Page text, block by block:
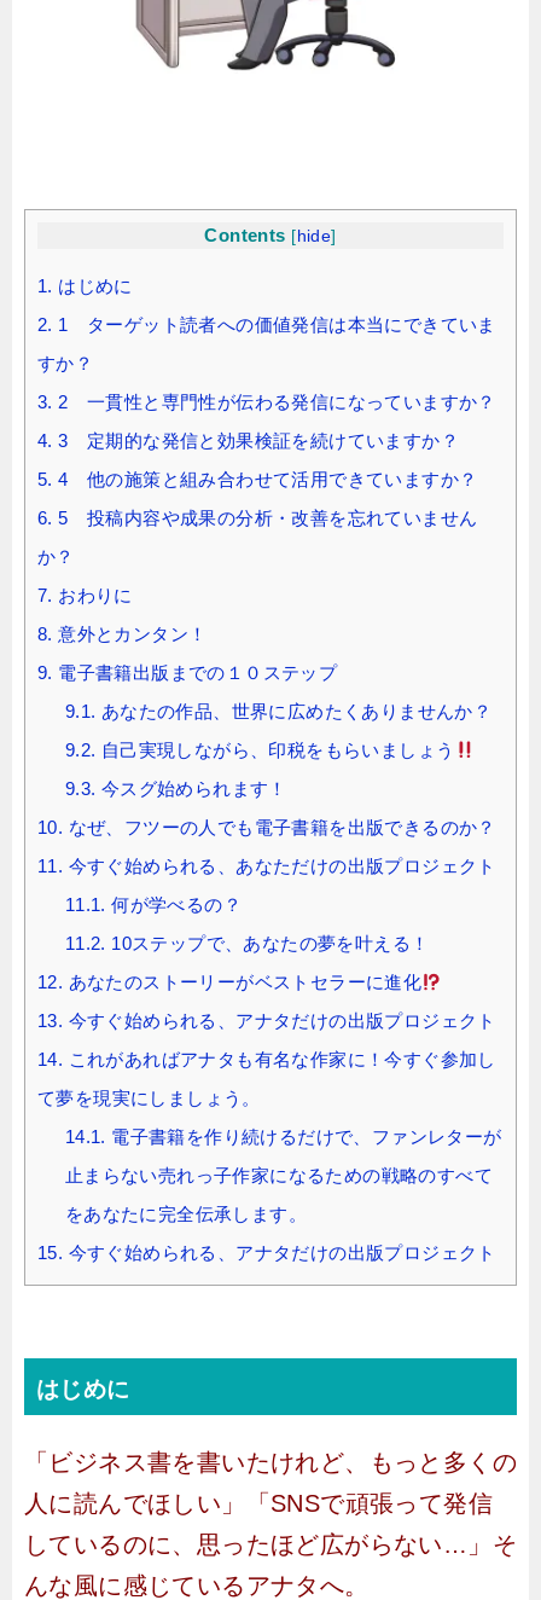
Contents [ hide]
1. はじめに
2. 1 ターゲット読者への価値発信は本当にできていま
すか？
3. 2 一貫性と専門性が伝わる発信になっていますか？
4. 3 定期的な発信と効果検証を続けていますか？
5. 4 他の施策と組み合わせて活用できていますか？
6. 5 投稿内容や成果の分析・改善を忘れていません
か？
7. おわりに
8. 意外とカンタン！
9. 電子書籍出版までの１０ステップ
9.1. あなたの作品、世界に広めたくありませんか？
9.2. 自己実現しながら、印税をもらいましょう
9.3. 今スグ始められます！
10. なぜ、フツーの人でも電子書籍を出版できるのか？
11. 今すぐ始められる、あなただけの出版プロジェクト
11.1. 何が学べるの？
11.2. 10ステップで、あなたの夢を叶える！
12. あなたのストーリーがベストセラーに進化
13. 今すぐ始められる、アナタだけの出版プロジェクト
14. これがあればアナタも有名な作家に！今すぐ参加し
て夢を現実にしましょう。
14.1. 電子書籍を作り続けるだけで、ファンレターが
止まらない売れっ子作家になるための戦略のすべて
をあなたに完全伝承します。
15. 今すぐ始められる、アナタだけの出版プロジェクト
はじめに
「ビジネス書を書いたけれど、もっと多くの
人に読んでほしい」「SNSで頑張って発信
しているのに、思ったほど広がらない…」そ
んな風に感じているアナタへ。